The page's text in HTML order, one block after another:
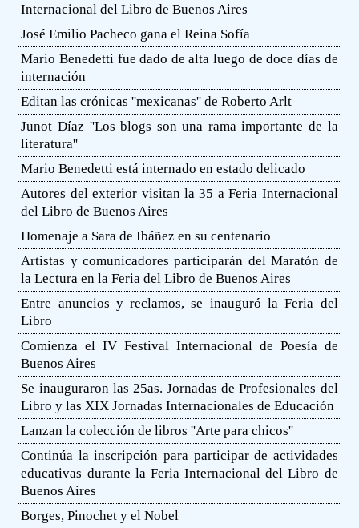
Internacional del Libro de Buenos Aires
José Emilio Pacheco gana el Reina Sofía
Mario Benedetti fue dado de alta luego de doce días de
internación
Editan las crónicas ''mexicanas'' de Roberto Arlt
Junot Díaz ''Los blogs son una rama importante de la
literatura''
Mario Benedetti está internado en estado delicado
Autores del exterior visitan la 35 a Feria Internacional
del Libro de Buenos Aires
Homenaje a Sara de Ibáñez en su centenario
Artistas y comunicadores participarán del Maratón de
la Lectura en la Feria del Libro de Buenos Aires
Entre anuncios y reclamos, se inauguró la Feria del
Libro
Comienza el IV Festival Internacional de Poesía de
Buenos Aires
Se inauguraron las 25as. Jornadas de Profesionales del
Libro y las XIX Jornadas Internacionales de Educación
Lanzan la colección de libros ''Arte para chicos''
Continúa la inscripción para participar de actividades
educativas durante la Feria Internacional del Libro de
Buenos Aires
Borges, Pinochet y el Nobel